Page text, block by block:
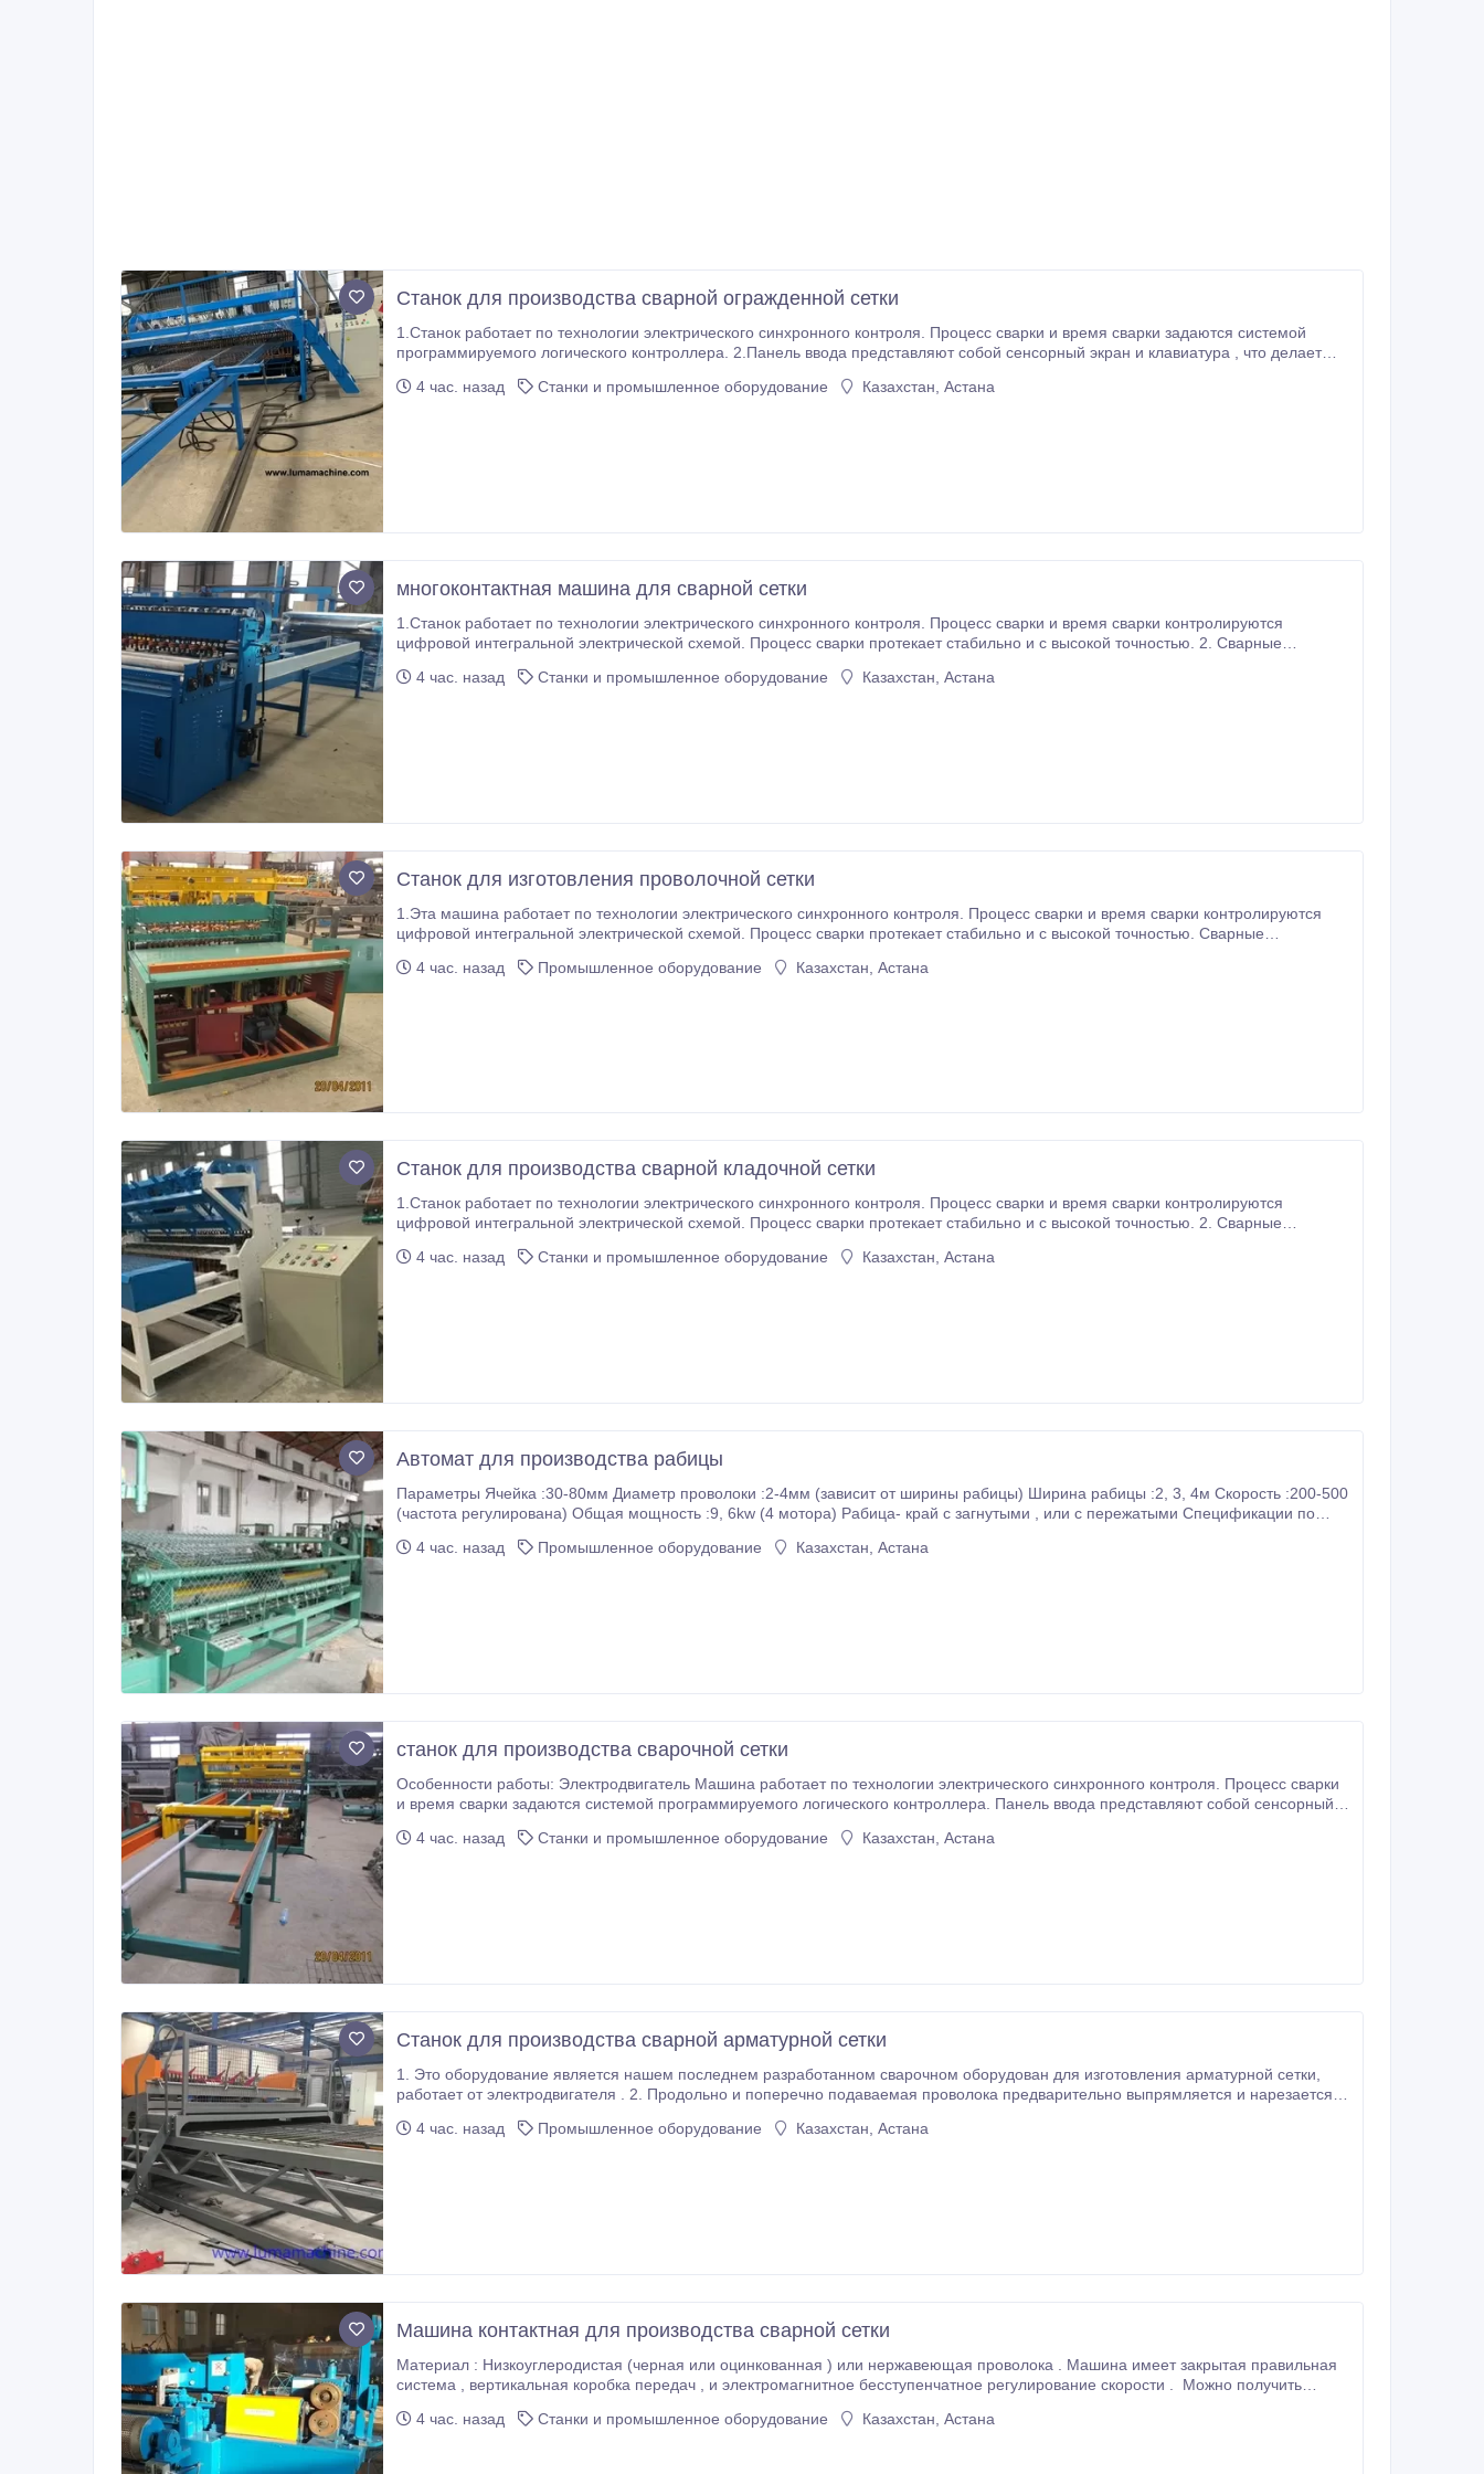
Станок для производства сварной огражденной сетки
1.Станок работает по технологии электрического синхронного контроля. Процесс сварки и время сварки задаются системой
программируемого логического контроллера. 2.Панель ввода представляют собой сенсорный экран и клавиатура , что делает
многократная сварка .
4 час. назад Станки и промышленное оборудование Казахстан, Астана
многоконтактная машина для сварной сетки
1.Станок работает по технологии электрического синхронного контроля. Процесс сварки и время сварки контролируются
цифровой интегральной электрической схемой. Процесс сварки протекает стабильно и с высокой точностью. 2. Сварные
4 час. назад
Станки и промышленное оборудование Казахстан, Астана
Станок для изготовления проволочной сетки
1.Эта машина работает по технологии электрического синхронного контроля. Процесс сварки и время сварки контролируются
цифровой интегральной электрической схемой. Процесс сварки протекает стабильно и с высокой точностью. Сварные
4 час. назад
Промышленное оборудование Казахстан, Астана
Станок для производства сварной кладочной сетки
1.Станок работает по технологии электрического синхронного контроля. Процесс сварки и время сварки контролируются
цифровой интегральной электрической схемой. Процесс сварки протекает стабильно и с высокой точностью. 2. Сварные
4 час. назад
Станки и промышленное оборудование Казахстан, Астана
Автомат для производства рабицы
Параметры Ячейка :30-80мм Диаметр проволоки :2-4мм (зависит от ширины рабицы) Ширина рабицы :2, 3, 4м Скорость :200-500
(частота регулирована) Общая мощность :9, 6kw (4 мотора) Рабица- край с загнутыми , или с пережатыми Спецификации по
4 час. назад Промышленное оборудование Казахстан, Астана
станок для производства сварочной сетки
Особенности работы: Электродвигатель Машина работает по технологии электрического синхронного контроля. Процесс сварки
и время сварки задаются системой программируемого логического контроллера. Панель ввода представляют собой сенсорный
4 час. назад
Станки и промышленное оборудование Казахстан, Астана
Станок для производства сварной арматурной сетки
1. Это оборудование является нашем последнем разработанном сварочном оборудован для изготовления арматурной сетки,
работает от электродвигателя . 2. Продольно и поперечно подаваемая проволока предварительно выпрямляется и нарезается.
4 час. назад
Промышленное оборудование Казахстан, Астана
Машина контактная для производства сварной сетки
Материал : Низкоуглеродистая (черная или оцинкованная ) или нержавеющая проволока . Машина имеет закрытая правильная
система , вертикальная коробка передач , и электромагнитное бесступенчатное регулирование скорости . Можно получить
4 час. назад
Станки и промышленное оборудование Казахстан, Астана